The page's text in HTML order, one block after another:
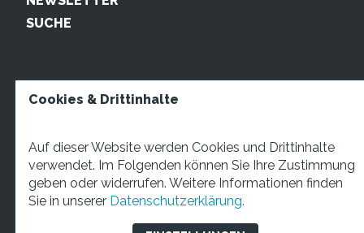
SUCHE
STARTUP TEENS Münsterstraße 5, 59065 Hamm. Fon:
+49 2381 4870207 Mail:info@startupteens.de
Cookies & Drittinhalte
Auf dieser Website werden Cookies und Drittinhalte
verwendet. Im Folgenden können Sie Ihre Zustimmung
geben oder widerrufen. Weitere Informationen finden
Sie in unserer Datenschutzerklärung.